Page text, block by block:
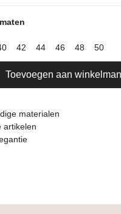
42 44 46 48 50
Toevoegen aan
materialen
artikelen